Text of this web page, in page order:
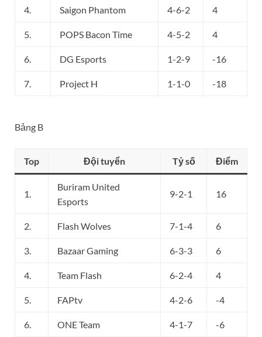
4. Saigon Phantom 4-6-2 4
5. POPS Bacon Time 4-5-2 4
6. DG Esports 1-2-9 -16
7. Project H 1-1-0 -18
Bảng B
Top Đội tuyển Tỷ số Điểm
1.
Buriram United
Esports
9-2-1 16
2. Flash Wolves 7-1-4 6
3. Bazaar Gaming 6-3-3 6
4. Team Flash 6-2-4 4
5. FAPtv 4-2-6 -4
6. ONE Team 4-1-7 -6